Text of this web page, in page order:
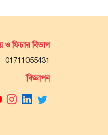
ও ফিচার বিভাগ
01711055431
বিজ্ঞাপন